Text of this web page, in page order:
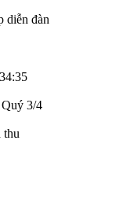
diễn đàn
3/4
thu